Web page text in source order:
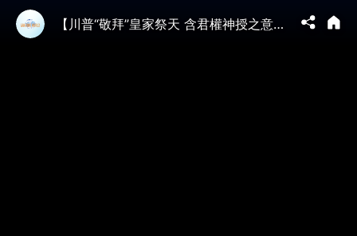
【川普“敬拜”皇家祭天 含君權神授之意天壇】50年之久 外國記者被故意關小黑屋禁閉！（05/14/26）#trump #川普 #習近平